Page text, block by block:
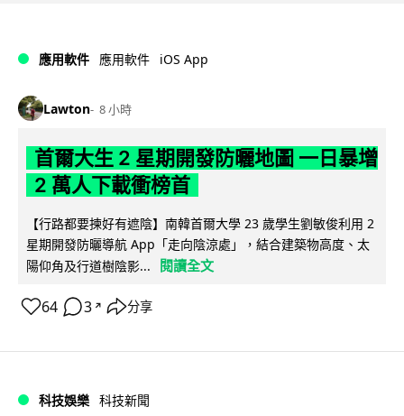
應用軟件 應用軟件 iOS App
Lawton 8 小時
首爾大生 2 星期開發防曬地圖 一日暴增
2 萬人下載衝榜首
【行路都要揀好有遮陰】南韓首爾大學 23 歲學生劉敏俊利用 2
星期開發防曬導航 App「走向陰涼處」，結合建築物高度、太
陽仰角及行道樹陰影...
閱讀全文
64 3 ↗ 分享
科技娛樂 科技新聞